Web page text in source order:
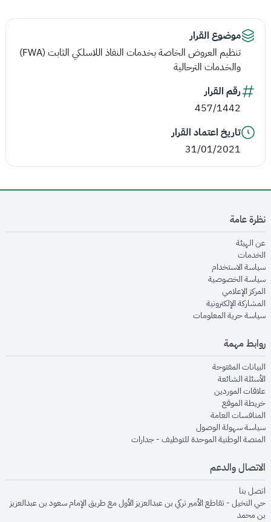
موضوع القرار
تنظيم العروض الخاصة بخدمات النفاذ اللاسلكي الثابت (FWA)
والخدمات الترحالية
رقم القرار
457/1442
تاريخ اعتماد القرار
31/01/2021
نظرة عامة
عن الهيئةopens in new window
الخدماتopens in new window
سياسة الاستخدام
سياسة الخصوصيةopens in new window
المركز الإعلاميopens in new window
المشاركة الإلكترونيةopens in new window
سياسة حرية المعلوماتopens in new window
روابط مهمة
البيانات المفتوحةopens in new window
الأسئلة الشائعةopens in new window
علاقات الموردينopens in new window
خريطة الموقعopens in new window
المنافسات العامةopens in new window
سياسة سهولة الوصولopens in new window
المنصة الوطنية الموحدة للتوظيف - جداراتopens in new window
الاتصال والدعم
اتصل بنا
حي النخيل - تقاطع الأمير تركي بن عبدالعزيز الأول مع طريق الإمام سعود بن عبدالعزيز
بن محمد